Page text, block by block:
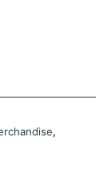
,